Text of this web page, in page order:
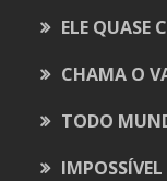
ELE QUASE
CHAMA O
TODO